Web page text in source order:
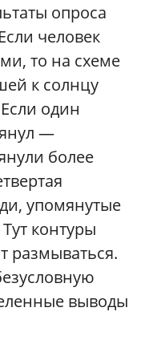
опроса
человек
то на схеме
к солнцу
один
—
более
упомянутые
контуры
размываться.
выводы